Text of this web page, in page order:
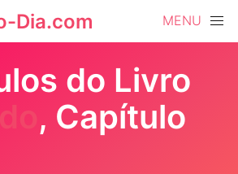
Dia.com MENU
do Livro
, Capítulo